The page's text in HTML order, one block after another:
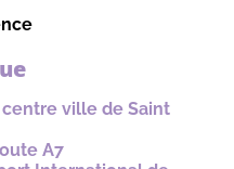
ville de Saint
A7